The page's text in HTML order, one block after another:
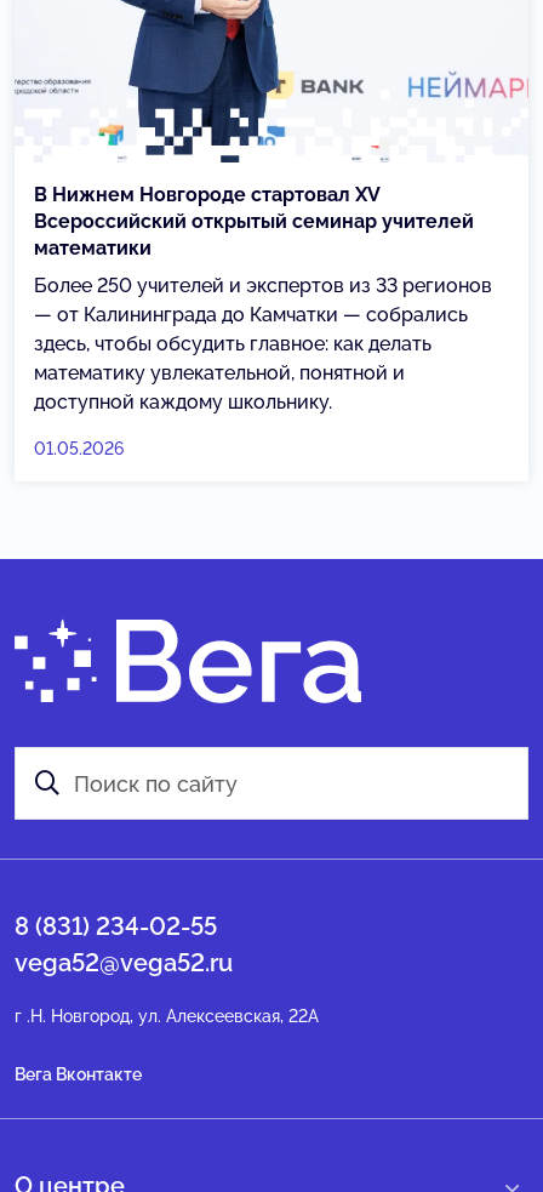
В Нижнем Новгороде стартовал XV
Всероссийский открытый семинар учителей
математики
Более 250 учителей и экспертов из 33 регионов
— от Калининграда до Камчатки — собрались
здесь, чтобы обсудить главное: как делать
математику увлекательной, понятной и
доступной каждому школьнику.
01.05.2026
8 (831) 234-02-55
vega52@vega52.ru
г .Н. Новгород, ул. Алексеевская, 22А
Вега Вконтакте